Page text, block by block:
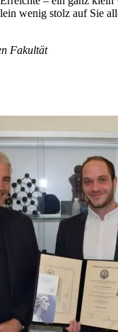
wenig stolz auf Sie
Fakultät